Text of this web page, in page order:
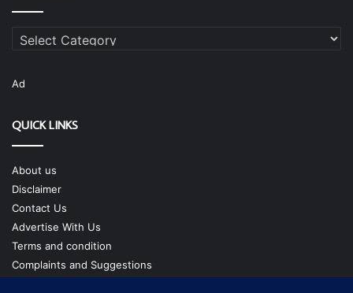
Categories
Ad
QUICK LINKS
About us
Disclaimer
Contact Us
Advertise With Us
Terms and condition
Complaints and Suggestions